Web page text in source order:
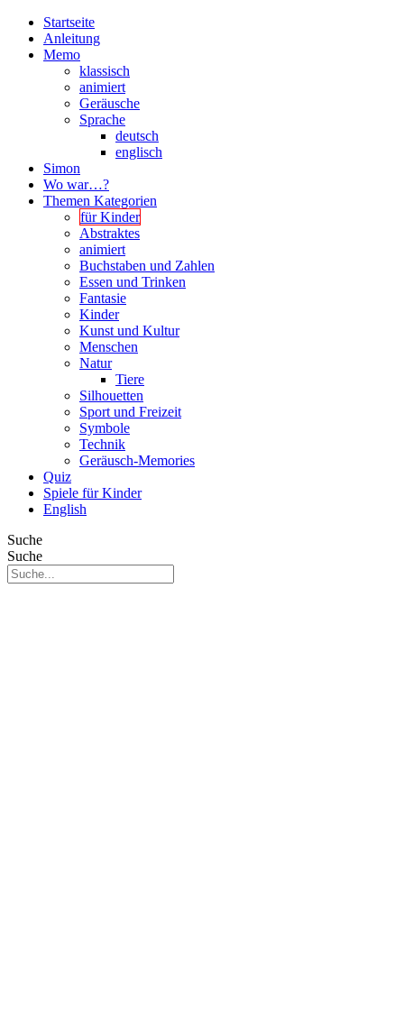
Startseite
Anleitung
Memo
klassisch
animiert
Geräusche
Sprache
deutsch
englisch
Simon
Wo war…?
Themen Kategorien
für Kinder
Abstraktes
animiert
Buchstaben und Zahlen
Essen und Trinken
Fantasie
Kinder
Kunst und Kultur
Menschen
Natur
Tiere
Silhouetten
Sport und Freizeit
Symbole
Technik
Geräusch-Memories
Quiz
Spiele für Kinder
English
Suche
Suche